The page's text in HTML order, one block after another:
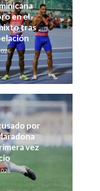
en el
tras
por
vez